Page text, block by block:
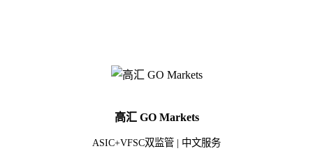
高汇 GO Markets
ASIC+VFSC双监管 | 中文服务